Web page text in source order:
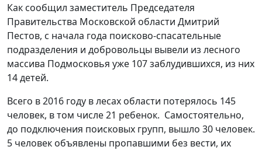
Как сообщил заместитель Председателя
Правительства Московской области Дмитрий
Пестов, с начала года поисково-спасательные
подразделения и добровольцы вывели из лесного
массива Подмосковья уже 107 заблудившихся, из них
14 детей.
Всего в 2016 году в лесах области потерялось 145
человек, в том числе 21 ребенок. Самостоятельно,
до подключения поисковых групп, вышло 30 человек.
5 человек объявлены пропавшими без вести, их